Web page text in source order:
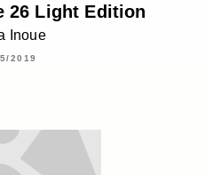
26 Light Edition
Inoue
2019